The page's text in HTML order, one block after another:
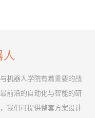
人
机器人学院有着重要的战
前沿的自动化与智能的研
我们可提供整套方案设计